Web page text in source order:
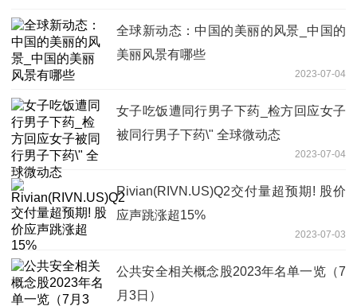
全球新动态：中国的美丽的风景_中国的
美丽风景有哪些
2023-07-04
女子吃饭遭同行男子下药_检方回应女子
被同行男子下药\" 全球微动态
2023-07-04
Rivian(RIVN.US)Q2交付量超预期! 股价
应声跳涨超15%
2023-07-03
公共安全相关概念股2023年名单一览（7
月3日）